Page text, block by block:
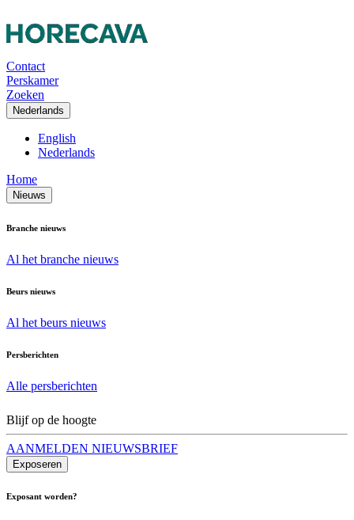
Contact
Perskamer
Zoeken
Nederlands
English
Nederlands
Home
Nieuws
Branche nieuws
Al het branche nieuws
Beurs nieuws
Al het beurs nieuws
Persberichten
Alle persberichten
Blijf op de hoogte
AANMELDEN NIEUWSBRIEF
Exposeren
Exposant worden?